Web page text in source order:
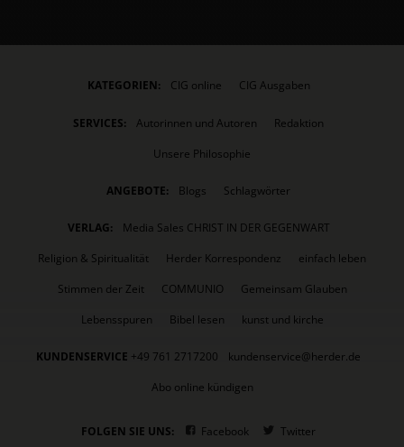
KATEGORIEN: CIG online CIG Ausgaben
SERVICES: Autorinnen und Autoren
Redaktion
Unsere Philosophie
ANGEBOTE: Blogs Schlagwörter
VERLAG:
Media Sales CHRIST IN DER GEGENWART
Religion & Spiritualität
Herder Korrespondenz
einfach leben
Stimmen der Zeit
COMMUNIO
Gemeinsam Glauben
Lebensspuren
Bibel lesen kunst und kirche
KUNDENSERVICE +49 761 2717200
kundenservice@herder.de
Abo online kündigen
FOLGEN SIE UNS: Facebook Twitter